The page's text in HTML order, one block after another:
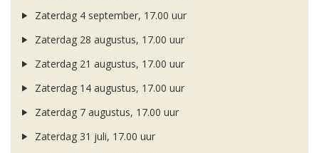
Zaterdag 4 september, 17.00 uur
Zaterdag 28 augustus, 17.00 uur
Zaterdag 21 augustus, 17.00 uur
Zaterdag 14 augustus, 17.00 uur
Zaterdag 7 augustus, 17.00 uur
Zaterdag 31 juli, 17.00 uur